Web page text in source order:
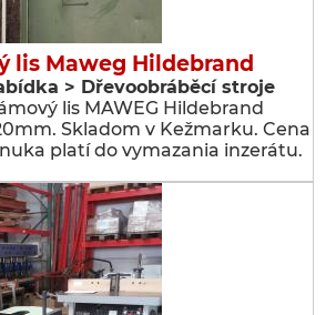
lis Maweg Hildebrand
> Dřevoobráběcí stroje
lis MAWEG Hildebrand
Skladom v Kežmarku. Cena
platí do vymazania inzerátu.